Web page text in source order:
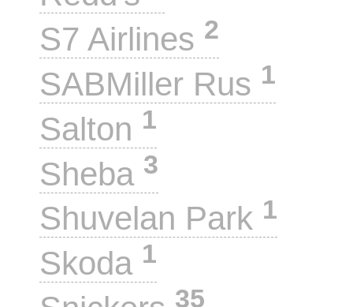
S7 Airlines 2
SABMiller Rus 1
Salton 1
Sheba 3
Shuvelan Park 1
Skoda 1
35